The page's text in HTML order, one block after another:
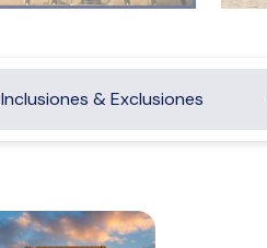
Inclusiones & Exclusiones